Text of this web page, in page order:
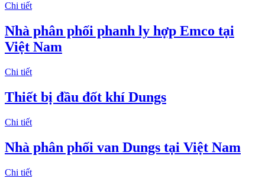
Chi tiết
Nhà phân phối phanh ly hợp Emco tại
Việt Nam
Chi tiết
Thiết bị đầu đốt khí Dungs
Chi tiết
Nhà phân phối van Dungs tại Việt Nam
Chi tiết